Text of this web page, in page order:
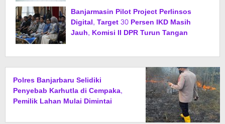
Banjarmasin Pilot Project Perlinsos
Digital, Target 30 Persen IKD Masih
Jauh, Komisi II DPR Turun Tangan
Polres Banjarbaru Selidiki
Penyebab Karhutla di Cempaka,
Pemilik Lahan Mulai Dimintai